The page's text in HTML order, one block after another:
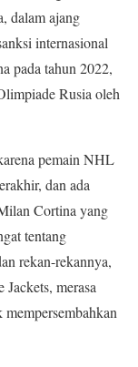
dalam ajang
internasional
pada tahun 2022,
Rusia oleh
pemain NHL
dan ada
Cortina yang
tentang
rekan-rekannya,
merasa